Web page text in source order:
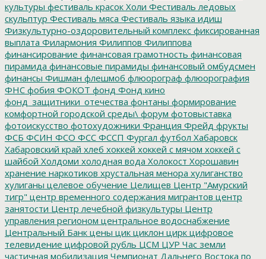
культуры фестиваль красок Холи Фестиваль ледовых
скульптур Фестиваль мяса Фестиваль языка идиш
Физкультурно-оздоровительный комплекс фиксированная
выплата Филармония Филиппов Филиппова
финансирование финансовая грамотность финансовая
пирамида финансовые пирамиды финансовый омбудсмен
финансы Фишман флешмоб флюорограф флюорография
ФНС фобия ФОКОТ фонд Фонд кино
фонд_защитники_отечества фонтаны формирование
комфортной городской среды\ форум фотовыставка
фотоискусство фотохудожники Франция Фрейд фрукты
ФСБ ФСИН ФСО ФСС ФССП Фургал футбол Хабаровск
Хабаровский край хлеб хоккей хоккей с мячом хоккей с
шайбой Холдоми холодная вода Холокост Хорошавин
хранение наркотиков хрустальная менора хулиганство
хулиганы целевое обучение Целищев Центр "Амурский
тигр" центр временного содержания мигрантов центр
занятости Центр лечебной физкультуры Центр
управления регионом центральное водоснабжение
Центральный Банк цены цик циклон цирк цифровое
телевидение цифровой рубль ЦСМ ЦУР Час земли
частичная мобилизация Чемпионат Дальнего Востока по